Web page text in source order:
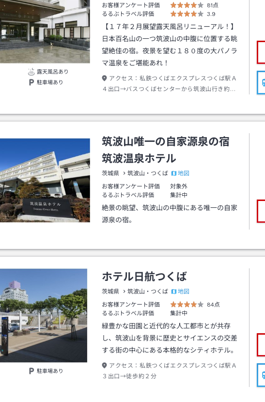
露天風呂あり
駐車場あり
お客様アンケート評価
81点
るるぶトラベル評価
3.9
【１７年２月展望露天風呂リニューアル！】
日本百名山の一つ筑波山の中腹に位置する眺
望絶佳の宿。夜景を望む１８０度の大パノラ
マ温泉をご堪能あれ！
アクセス： 私鉄つくばエクスプレスつくば駅Ａ
４出口→バスつくばセンターから筑波山行き約４
筑波山唯一の自家源泉の宿
筑波温泉ホテル
茨城県 筑波山・つくば
地図
お客様アンケート評価
対象外
るるぶトラベル評価
集計中
絶景の眺望、筑波山の中腹にある唯一の自家
源泉の宿。
駐車場あり
ホテル日航つくば
茨城県 筑波山・つくば
地図
お客様アンケート評価
84点
るるぶトラベル評価
集計中
緑豊かな田園と近代的な人工都市とが共存
し、筑波山を背景に歴史とサイエンスの交差
する街の中心にある本格的なシティホテル。
アクセス： 私鉄つくばエクスプレスつくば駅Ａ
３出口→徒歩約２分